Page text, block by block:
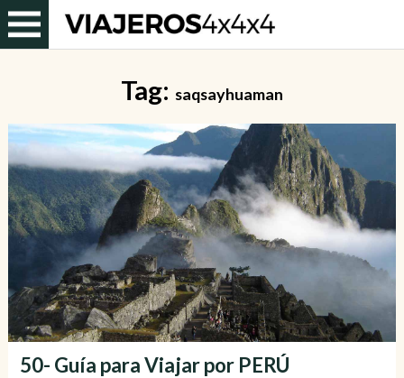
Tag: saqsayhuaman
50- Guía para Viajar por PERÚ